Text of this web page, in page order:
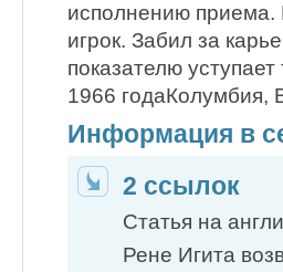
исполнению
игрок. Забил за
показателю
1966 годаКолумбия,
Информация в
2 ссылок
Статья на
Рене Игита